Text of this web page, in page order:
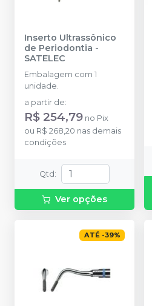
Inserto Ultrassônico
de Periodontia -
SATELEC
Embalagem com 1
unidade.
a partir de:
R$ 254,79 no Pix
ou R$ 268,20 nas demais
condições
Qtd :
Ver opções
ATÉ -39%